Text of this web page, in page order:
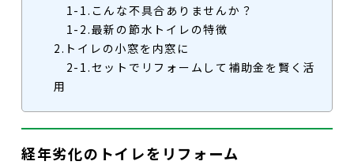
1-1.こんな不具合ありませんか？
1-2.最新の節水トイレの特徴
2.トイレの小窓を内窓に
2-1.セットでリフォームして補助金を賢く活
用
経年劣化のトイレをリフォーム